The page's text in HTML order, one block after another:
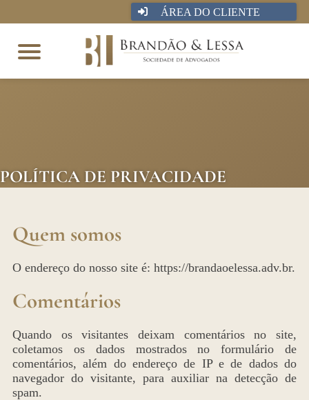
ÁREA DO CLIENTE
POLÍTICA DE PRIVACIDADE
Quem somos
O endereço do nosso site é: https://brandaoelessa.adv.br.
Comentários
Quando os visitantes deixam comentários no site,
coletamos os dados mostrados no formulário de
comentários, além do endereço de IP e de dados do
navegador do visitante, para auxiliar na detecção de
spam.